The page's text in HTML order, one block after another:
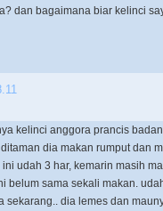
dan bagaimana biar kelinci
kelinci anggora prancis
dia makan rumput dan
udah 3 har, kemarin masih
belum sama sekali makan.
sekarang.. dia lemes dan